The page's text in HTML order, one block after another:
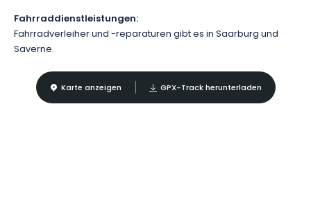
Fahrraddienstleistungen:
Fahrradverleiher und -reparaturen gibt es in Saarburg und
Saverne.
Karte anzeigen GPX-Track herunterladen